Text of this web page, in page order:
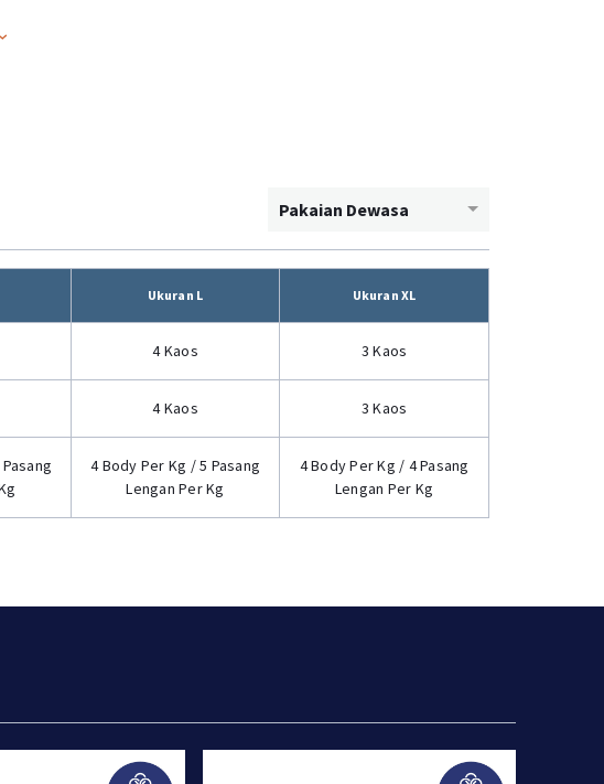
Pakaian Dewasa
Ukuran L Ukuran XL
4 Kaos 3 Kaos
4 Kaos 3 Kaos
4 Body Per Kg / 5 Pasang
Lengan Per Kg
4 Body Per Kg / 4 Pasang
Lengan Per Kg